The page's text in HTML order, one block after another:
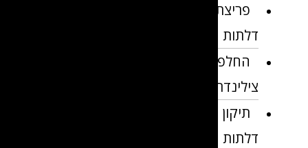
פריצת
דלתות
החלפת
צילינדרים
תיקון
דלתות